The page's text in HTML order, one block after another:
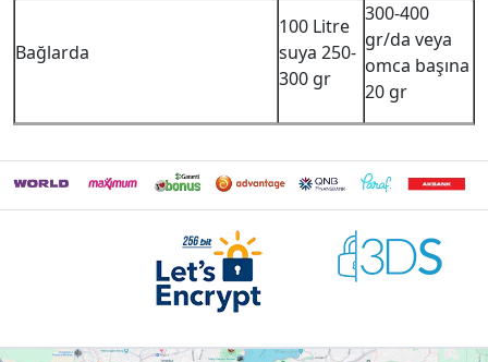
Bağlarda
100 Litre
suya 250-
300 gr
300-400
gr/da veya
omca başına
20 gr